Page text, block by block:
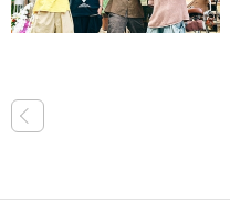
立ったら
行動
する
«